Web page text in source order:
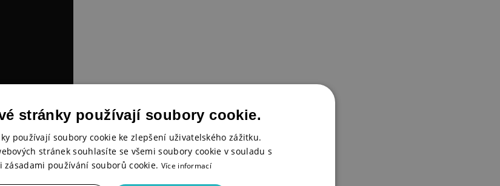
stránky používají soubory cookie.
používají soubory cookie ke zlepšení uživatelského zážitku.
stránek souhlasíte se všemi soubory cookie v souladu s
zásadami používání souborů cookie. Více informací